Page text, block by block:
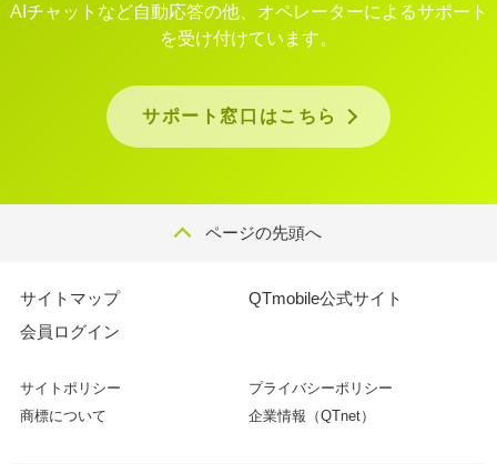
AIチャットなど自動応答の他、オペレーターによるサポート
を受け付けています。
サポート窓口はこちら
ページの先頭へ
サイトマップ
QTmobile公式サイト
会員ログイン
サイトポリシー
商標について
プライバシーポリシー
企業情報（QTnet）